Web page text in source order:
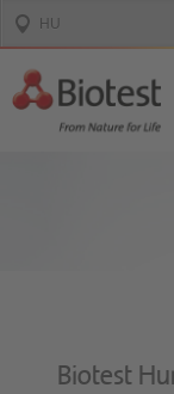
Biotest